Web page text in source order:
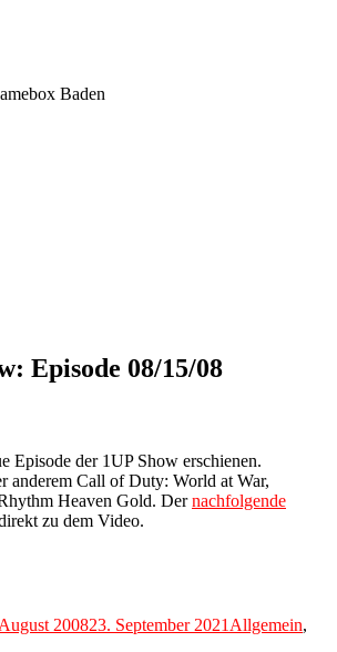
Baden
Episode 08/15/08
Episode der 1UP Show erschienen.
anderem Call of Duty: World at War,
Heaven Gold. Dernachfolgende
zu dem Video.
200823. September 2021 Allgemein,